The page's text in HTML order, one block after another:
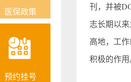
医保政策
预约挂号
刊，并被
志长期以
高地，工
积极的作